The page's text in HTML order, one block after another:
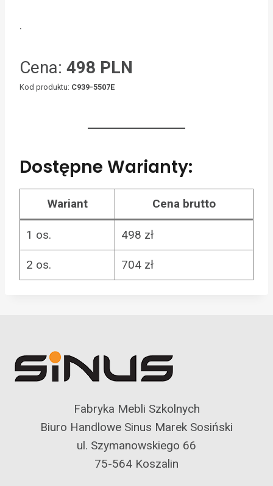
.
Cena: 498 PLN
Kod produktu: C939-5507E
Dostępne Warianty:
Wariant Cena brutto
1 os. 498 zł
2 os. 704 zł
Fabryka Mebli Szkolnych
Biuro Handlowe Sinus Marek Sosiński
ul. Szymanowskiego 66
75-564 Koszalin